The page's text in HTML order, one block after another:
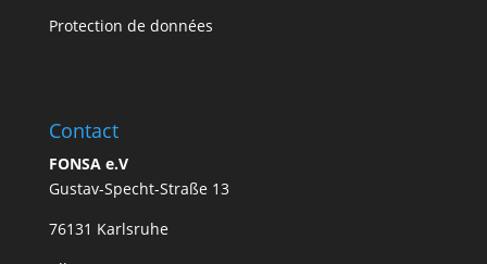
Protection de données
Contact
FONSA e.V
Gustav-Specht-Straße 13
76131 Karlsruhe